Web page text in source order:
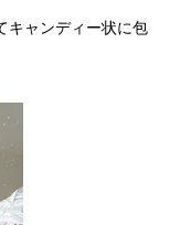
キャンディー状に包